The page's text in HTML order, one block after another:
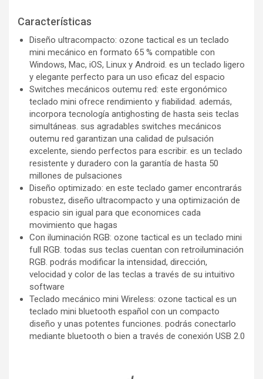
Características
Diseño ultracompacto: ozone tactical es un teclado
mini mecánico en formato 65 % compatible con
Windows, Mac, iOS, Linux y Android. es un teclado ligero
y elegante perfecto para un uso eficaz del espacio
Switches mecánicos outemu red: este ergonómico
teclado mini ofrece rendimiento y fiabilidad. además,
incorpora tecnología antighosting de hasta seis teclas
simultáneas. sus agradables switches mecánicos
outemu red garantizan una calidad de pulsación
excelente, siendo perfectos para escribir. es un teclado
resistente y duradero con la garantía de hasta 50
millones de pulsaciones
Diseño optimizado: en este teclado gamer encontrarás
robustez, diseño ultracompacto y una optimización de
espacio sin igual para que economices cada
movimiento que hagas
Con iluminación RGB: ozone tactical es un teclado mini
full RGB. todas sus teclas cuentan con retroiluminación
RGB. podrás modificar la intensidad, dirección,
velocidad y color de las teclas a través de su intuitivo
software
Teclado mecánico mini Wireless: ozone tactical es un
teclado mini bluetooth español con un compacto
diseño y unas potentes funciones. podrás conectarlo
mediante bluetooth o bien a través de conexión USB 2.0